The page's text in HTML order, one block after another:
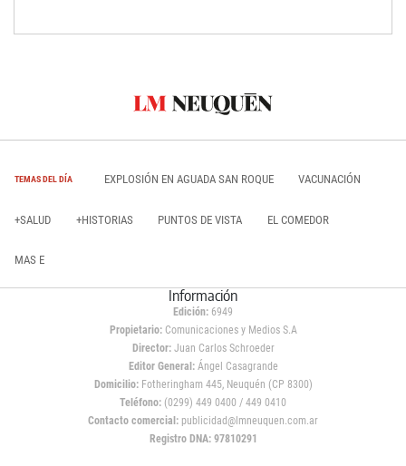
TEMAS DEL DÍA EXPLOSIÓN EN AGUADA SAN ROQUE VACUNACIÓN
+SALUD +HISTORIAS PUNTOS DE VISTA EL COMEDOR
MAS E
Información
Edición: 6949
Propietario:Comunicaciones y Medios S.A
Director: Juan Carlos Schroeder
Editor General:Ángel Casagrande
Domicilio:Fotheringham 445, Neuquén (CP 8300)
Teléfono: (0299) 449 0400 / 449 0410
Contacto comercial: publicidad@lmneuquen.com.ar
Registro DNA: 97810291